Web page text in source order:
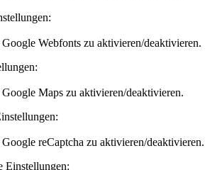
Webfonts zu aktivieren/deaktivieren.
Maps zu aktivieren/deaktivieren.
reCaptcha zu aktivieren/deaktivieren.
Einstellungen: